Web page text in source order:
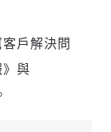
戶解決問
與
構，讓